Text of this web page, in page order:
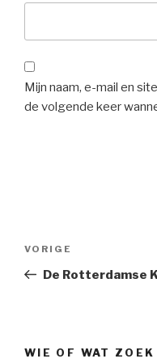
Mijn naam, e-mail en
de volgende keer
Vorig
bericht
VORIGE
De Rotterdamse
WIE OF WAT ZOEK